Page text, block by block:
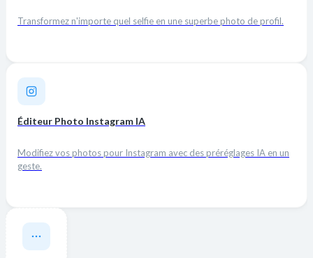
Transformez n'importe quel selfie en une superbe photo de profil.
Éditeur Photo Instagram IA
Modifiez vos photos pour Instagram avec des préréglages IA en un
geste.